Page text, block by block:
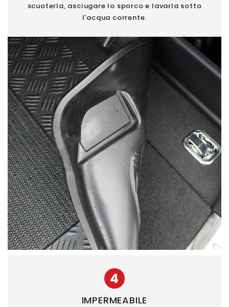
scuoterla, asciugare lo sporco e lavarla sotto
l'acqua corrente.
4
IMPERMEABILE